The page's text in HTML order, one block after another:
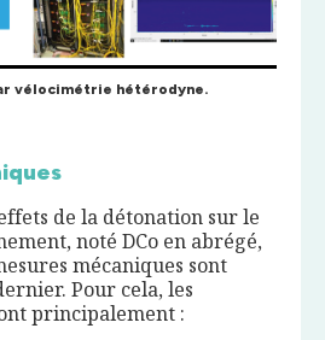
vélocimétrie hétérodyne.
de la détonation sur le
noté DCo en abrégé,
mécaniques sont
Pour cela, les
principalement :